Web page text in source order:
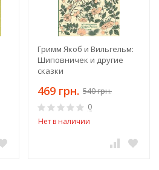
Гримм Якоб и Вильгельм:
Шиповничек и другие
сказки
469 грн. 540 грн.
0
Нет в наличии